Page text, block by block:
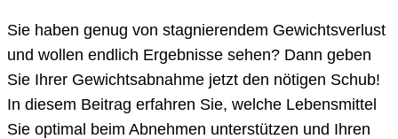
Sie haben genug von stagnierendem Gewichtsverlust
und wollen endlich Ergebnisse sehen? Dann geben
Sie Ihrer Gewichtsabnahme jetzt den nötigen Schub!
In diesem Beitrag erfahren Sie, welche Lebensmittel
Sie optimal beim Abnehmen unterstützen und Ihren